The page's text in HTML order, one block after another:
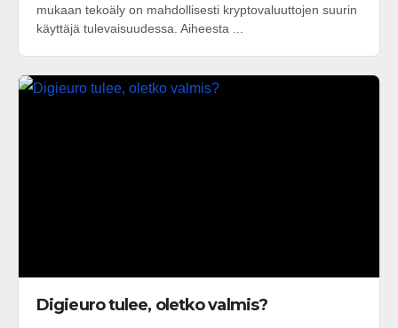
mukaan tekoäly on mahdollisesti kryptovaluuttojen suurin
käyttäjä tulevaisuudessa. Aiheesta ...
Digieuro tulee, oletko valmis?